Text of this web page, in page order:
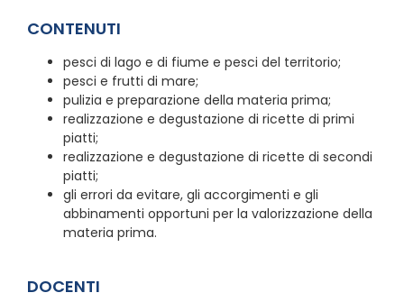
CONTENUTI
pesci di lago e di fiume e pesci del territorio;
pesci e frutti di mare;
pulizia e preparazione della materia prima;
realizzazione e degustazione di ricette di primi
piatti;
realizzazione e degustazione di ricette di secondi
piatti;
gli errori da evitare, gli accorgimenti e gli
abbinamenti opportuni per la valorizzazione della
materia prima.
DOCENTI